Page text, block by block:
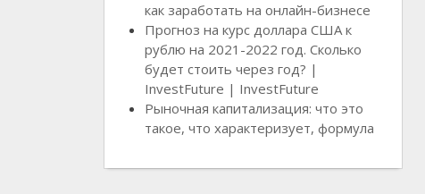
как заработать на онлайн-бизнесе
Прогноз на курс доллара США к
рублю на 2021-2022 год. Сколько
будет стоить через год? |
InvestFuture | InvestFuture
Рыночная капитализация: что это
такое, что характеризует, формула